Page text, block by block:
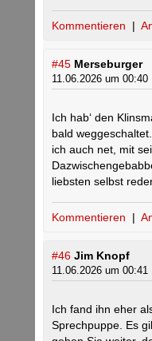
Kommentieren |
#45 Merseburger
11.06.2026 um 00:40
Ich hab‘ den
bald
ich auch net, mit
liebsten selbst
Kommentieren |
#46 Jim Knopf
11.06.2026 um 00:41
Ich fand ihn eher
Sprechpuppe. Es